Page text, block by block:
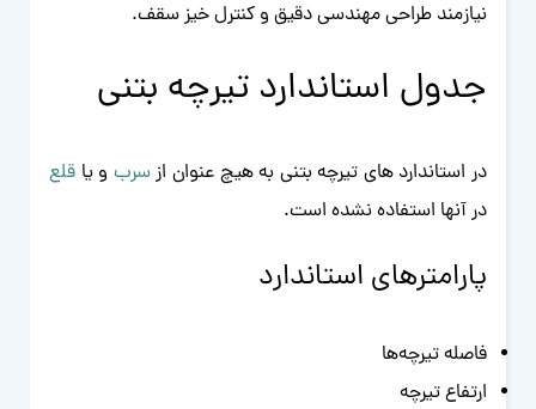
نیازمند طراحی مهندسی دقیق و کنترل خیز سقف.
جدول استاندارد تیرچه بتنی
در استاندارد های تیرچه بتنی به هیچ عنوان ازسرب و یا قلع
در آنها استفاده نشده است.
پارامترهای استاندارد
فاصله تیرچه‌ها
ارتفاع تیرچه